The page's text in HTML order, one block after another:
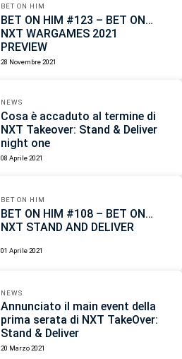
BET ON HIM
BET ON HIM #123 – BET ON…
NXT WARGAMES 2021
PREVIEW
28 Novembre 2021
NEWS
Cosa è accaduto al termine di
NXT Takeover: Stand & Deliver
night one
08 Aprile 2021
BET ON HIM
BET ON HIM #108 – BET ON…
NXT STAND AND DELIVER
01 Aprile 2021
NEWS
Annunciato il main event della
prima serata di NXT TakeOver:
Stand & Deliver
20 Marzo 2021